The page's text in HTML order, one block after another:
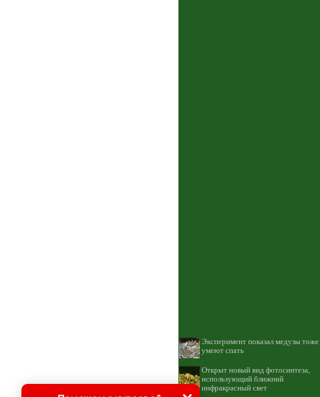
Эксперимент показал медузы тоже
умеют спать
Открыт новый вид фотосинтеза,
использующий ближний
инфракрасный свет